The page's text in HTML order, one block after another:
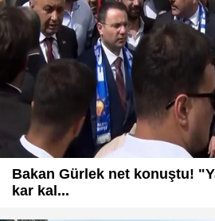
Bakan Gürlek net konuştu!
kar kal...